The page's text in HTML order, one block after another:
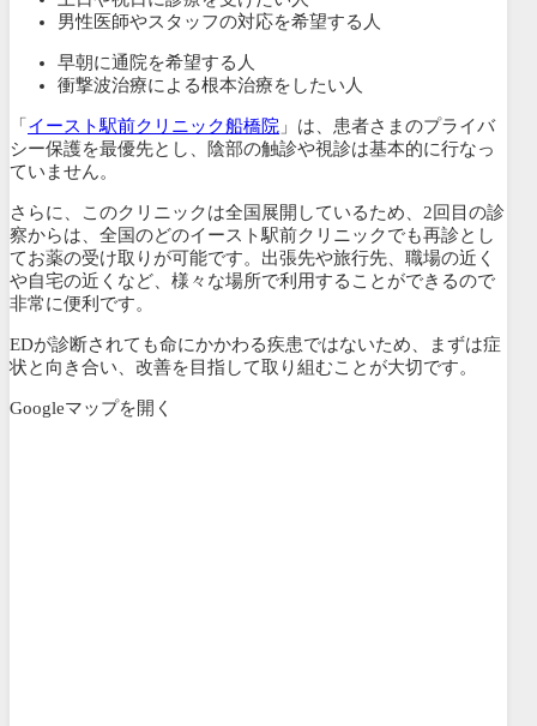
男性医師やスタッフの対応を希望する人
早朝に通院を希望する人
衝撃波治療による根本治療をしたい人
「 イースト駅前クリニック船橋院 」は、患者さまのプライバ
シー保護を最優先とし、陰部の触診や視診は基本的に行なっ
ていません。
さらに、このクリニックは全国展開しているため、2回目の診
察からは、全国のどのイースト駅前クリニックでも再診とし
てお薬の受け取りが可能です。出張先や旅行先、職場の近く
や自宅の近くなど、様々な場所で利用することができるので
非常に便利です。
EDが診断されても命にかかわる疾患ではないため、まずは症
状と向き合い、改善を目指して取り組むことが大切です。
Googleマップを開く